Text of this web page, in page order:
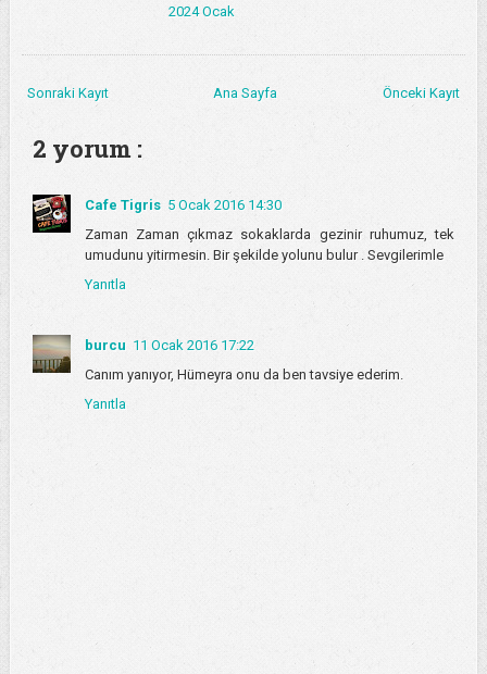
2024 Ocak
Sonraki Kayıt Önceki Kayıt
Ana Sayfa
2 yorum :
Cafe Tigris 5 Ocak 2016 14:30
Zaman Zaman çıkmaz sokaklarda gezinir ruhumuz, tek
umudunu yitirmesin. Bir şekilde yolunu bulur . Sevgilerimle
Yanıtla
burcu 11 Ocak 2016 17:22
Canım yanıyor, Hümeyra onu da ben tavsiye ederim.
Yanıtla